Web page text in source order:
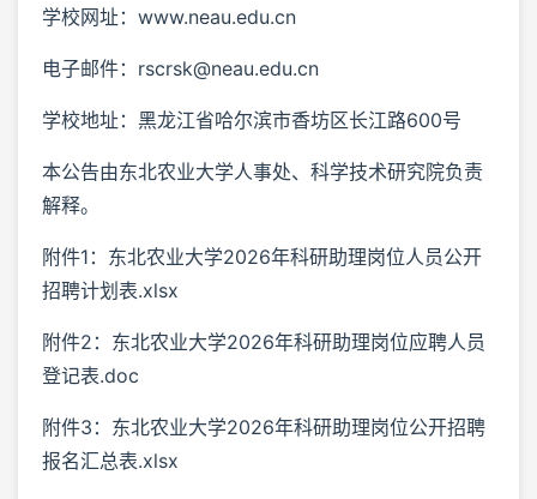
学校网址：www.neau.edu.cn
电子邮件：rscrsk@neau.edu.cn
学校地址：黑龙江省哈尔滨市香坊区长江路600号
本公告由东北农业大学人事处、科学技术研究院负责
解释。
附件1：东北农业大学2026年科研助理岗位人员公开
招聘计划表.xlsx
附件2：东北农业大学2026年科研助理岗位应聘人员
登记表.doc
附件3：东北农业大学2026年科研助理岗位公开招聘
报名汇总表.xlsx